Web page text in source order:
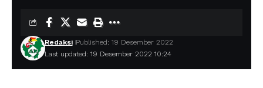
Last updated: 19 Desember 2022 10:24
Redaksi Published: 19 Desember 2022